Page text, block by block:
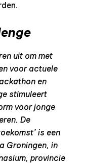
uit om met
voor actuele
en
stimuleert
voor jonge
De
is een
Groningen, in
provincie